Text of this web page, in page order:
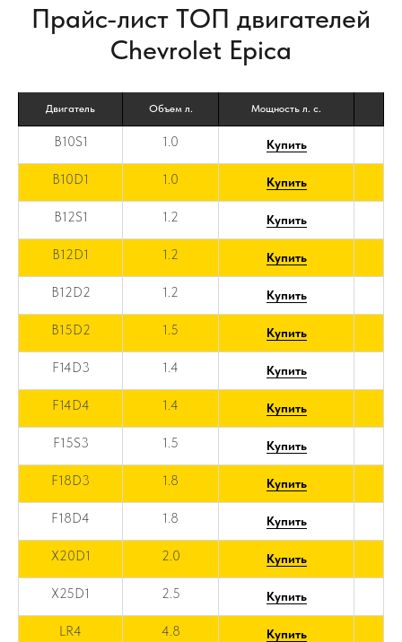
Прайс-лист ТОП двигателей
Chevrolet Epica
Двигатель Объем л. Мощность л. с.
B10S1 1.0 Купить
B10D1 1.0 Купить
B12S1 1.2 Купить
B12D1 1.2 Купить
B12D2 1.2 Купить
B15D2 1.5 Купить
F14D3 1.4 Купить
F14D4 1.4 Купить
F15S3 1.5 Купить
F18D3 1.8 Купить
F18D4 1.8 Купить
X20D1 2.0 Купить
X25D1 2.5 Купить
LR4 4.8 Купить